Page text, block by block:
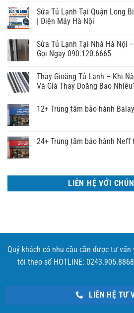
Sửa Tủ Lạnh Tại Quận Long
| Điện Máy Hà Nội
Sửa Tủ Lạnh Tại Nhà Hà Nội
Gọi Ngay 090.120.6665
Thay Gioăng Tủ Lạnh – Khi
Và Giá Thay Doăng Bao
12+ Trung tâm bảo hành
24+ Trung tâm bảo hành Neff
LIÊN HỆ VỚI
Quý khách có nhu cầu cần được tư
tôi theo số HOTLINE:
LIÊN HỆ TƯ